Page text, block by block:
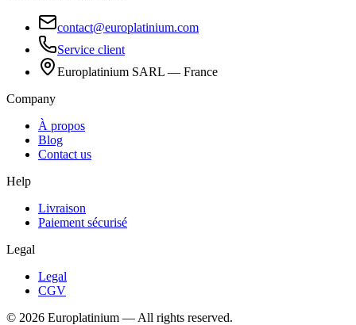
contact@europlatinium.com
Service client
Europlatinium SARL — France
Company
À propos
Blog
Contact us
Help
Livraison
Paiement sécurisé
Legal
Legal
CGV
© 2026 Europlatinium — All rights reserved.